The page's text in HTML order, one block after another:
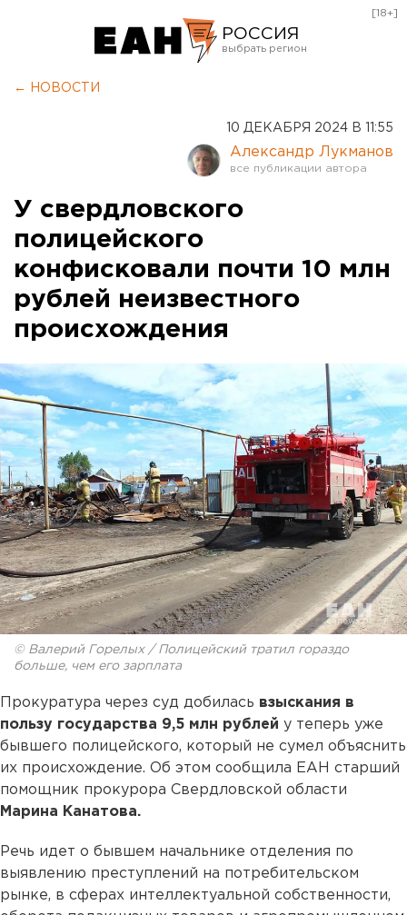
РОССИЯ
Оренбург
[18+]
← НОВОСТИ
10 ДЕКАБРЯ 2024 В 11:55
Александр Лукманов
У свердловского
полицейского
конфисковали почти 10 млн
рублей неизвестного
происхождения
© Валерий Горелых / Полицейский тратил гораздо
больше, чем его зарплата
Прокуратура через суд добилась взыскания в
пользу государства 9,5 млн рублей у теперь уже
бывшего полицейского, который не сумел объяснить
их происхождение. Об этом сообщила ЕАН старший
помощник прокурора Свердловской области
Марина Канатова.
Речь идет о бывшем начальнике отделения по
выявлению преступлений на потребительском
рынке, в сферах интеллектуальной собственности,